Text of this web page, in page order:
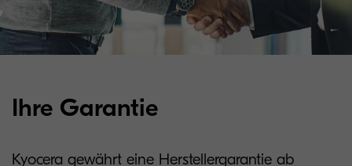
Ihre Garantie
Kyocera gewährt eine Herstellergarantie ab